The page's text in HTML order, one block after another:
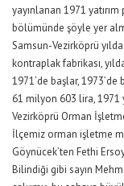
yayınlanan 1971
bölümünde şöyle yer
Samsun-Vezirköprü
kontraplak fabrikası,
1971’de başlar,
61 milyon 603 lira, 1971
Vezirköprü Orman
İlçemiz orman işletme
Göynücek’ten Fethi
Bilindiği gibi sayın